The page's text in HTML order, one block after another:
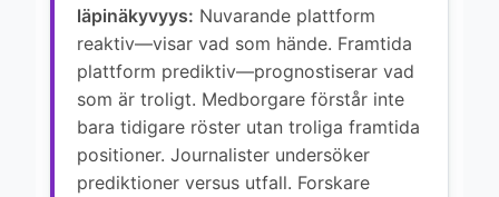
läpinäkyvyys: Nuvarande plattform
reaktiv—visar vad som hände. Framtida
plattform prediktiv—prognostiserar vad
som är troligt. Medborgare förstår inte
bara tidigare röster utan troliga framtida
positioner. Journalister undersöker
prediktioner versus utfall. Forskare